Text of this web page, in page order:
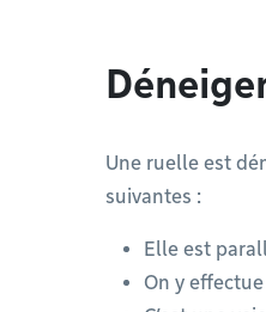
Une ruelle est
suivantes :
Elle est
On y